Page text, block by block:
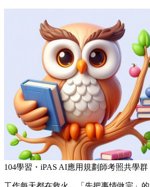
104學習・iPAS AI應用規劃師考照共學群